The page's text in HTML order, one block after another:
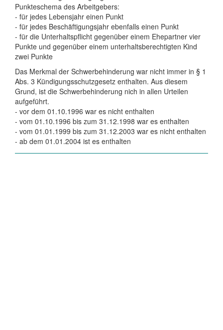
Punkteschema des Arbeitgebers:
- für jedes Lebensjahr einen Punkt
- für jedes Beschäftigungsjahr ebenfalls einen Punkt
- für die Unterhaltspflicht gegenüber einem Ehepartner vier
Punkte und gegenüber einem unterhaltsberechtigten Kind
zwei Punkte
Das Merkmal der Schwerbehinderung war nicht immer in § 1
Abs. 3 Kündigungsschutzgesetz enthalten. Aus diesem
Grund, ist die Schwerbehinderung nich in allen Urteilen
aufgeführt.
- vor dem 01.10.1996 war es nicht enthalten
- vom 01.10.1996 bis zum 31.12.1998 war es enthalten
- vom 01.01.1999 bis zum 31.12.2003 war es nicht enthalten
- ab dem 01.01.2004 ist es enthalten